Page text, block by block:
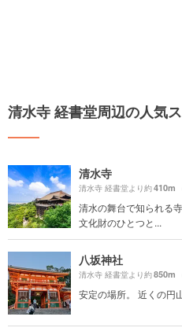
清水寺 経書堂周辺の人気
清水寺
清水寺 経書堂より約410m
清水の舞台で知られる
文化財のひとつと...
八坂神社
清水寺 経書堂より約850m
安定の場所。 近くの円